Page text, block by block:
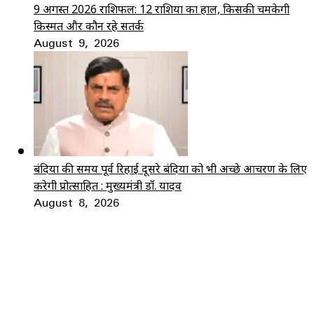
9 अगस्त 2026 राशिफल: 12 राशियों का हाल, किसकी चमकेगी
किस्मत और कौन रहे सतर्क
August 9, 2026
बंदियों की समय पूर्व रिहाई दूसरे बंदियों को भी अच्छे आचरण के लिए
करेगी प्रोत्साहित : मुख्यमंत्री डॉ. यादव
August 8, 2026